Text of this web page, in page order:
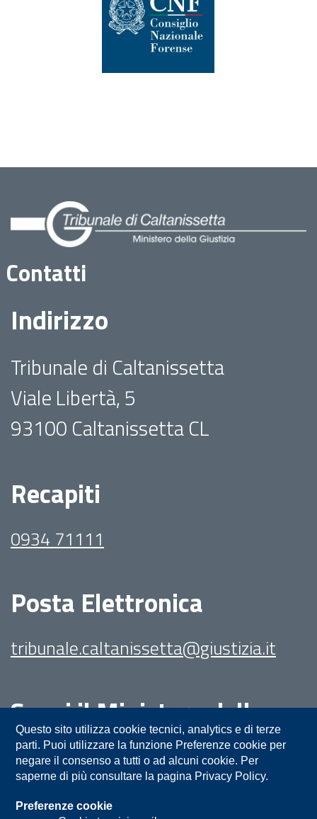
Contatti
Indirizzo
Tribunale di Caltanissetta
Viale Libertà, 5
93100 Caltanissetta CL
Recapiti
0934 71111
Posta Elettronica
tribunale.caltanissetta@giustizia.it
Segui il Ministero della
Giustizia su:
Questo sito utilizza cookie tecnici, analytics e di terze
parti. Puoi utilizzare la funzione Preferenze cookie per
negare il consenso a tutti o ad alcuni cookie. Per
saperne di più consultare la pagina Privacy Policy.
Preferenze cookie